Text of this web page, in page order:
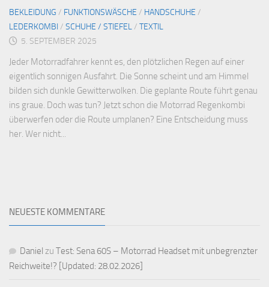
BEKLEIDUNG / FUNKTIONSWÄSCHE / HANDSCHUHE /
LEDERKOMBI / SCHUHE / STIEFEL/ TEXTIL
5. SEPTEMBER 2025
Jeder Motorradfahrer kennt es, den plötzlichen Regen auf einer
eigentlich sonnigen Ausfahrt. Die Sonne scheint und am Himmel
bilden sich dunkle Gewitterwolken. Die geplante Route führt genau
ins graue. Doch was tun? Jetzt schon die Motorrad Regenkombi
überwerfen oder die Route umplanen? Eine Entscheidung muss
her. Wer nicht...
NEUESTE KOMMENTARE
Daniel zu Test: Sena 60S – Motorrad Headset mit unbegrenzter
Reichweite!? [Updated: 28.02.2026]